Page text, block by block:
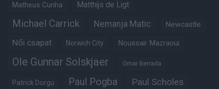
Matheus Cunha Matthijs de Ligt
Michael Carrick Nemanja Matic Newcastle
Női csapat Norwich City Noussair Mazraoui
Ole Gunnar Solskjaer Omar Berrada
Patrick Dorgu Paul Pogba Paul Scholes